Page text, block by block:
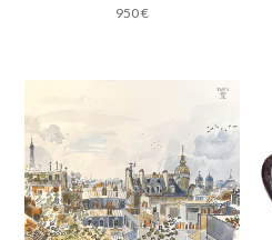
950€